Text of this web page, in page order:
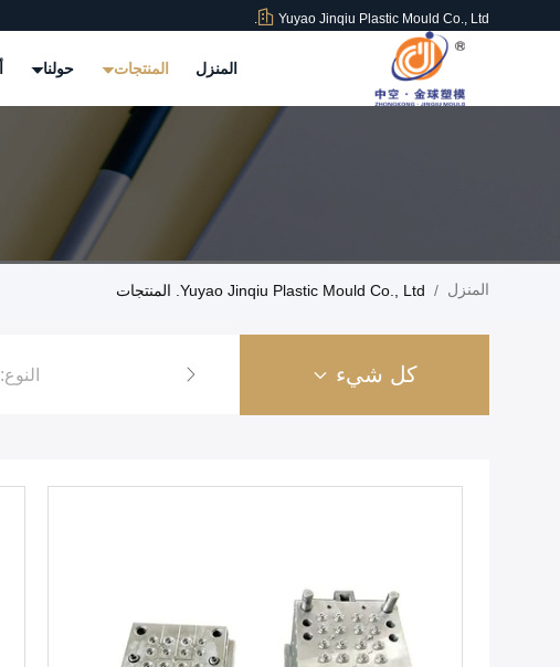
Yuyao Jinqiu Plastic Mould Co., Ltd.
المنزل المنتجات حولنا
المنزل / Yuyao Jinqiu Plastic Mould Co., Ltd. المنتجات
كل شيء النوع:حقن قالب من البلاستيك